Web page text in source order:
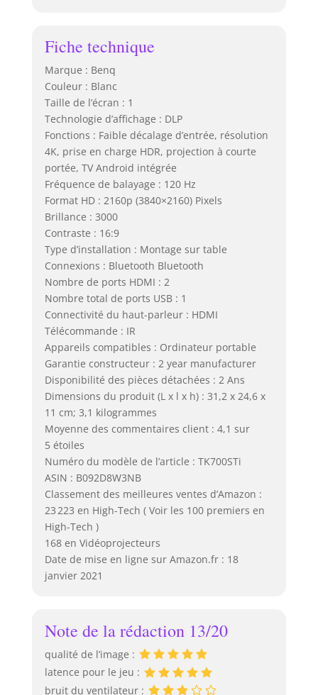
Fiche technique
Marque : Benq
Couleur : Blanc
Taille de l’écran : 1
Technologie d’affichage : DLP
Fonctions : Faible décalage d’entrée, résolution
4K, prise en charge HDR, projection à courte
portée, TV Android intégrée
Fréquence de balayage : 120 Hz
Format HD : 2160p (3840×2160) Pixels
Brillance : 3000
Contraste : 16:9
Type d’installation : Montage sur table
Connexions : Bluetooth Bluetooth
Nombre de ports HDMI : 2
Nombre total de ports USB : 1
Connectivité du haut-parleur : HDMI
Télécommande : IR
Appareils compatibles : Ordinateur portable
Garantie constructeur : 2 year manufacturer
Disponibilité des pièces détachées : 2 Ans
Dimensions du produit (L x l x h) : 31,2 x 24,6 x
11 cm; 3,1 kilogrammes
Moyenne des commentaires client : 4,1 sur
5 étoiles
Numéro du modèle de l’article : TK700STi
ASIN : B092D8W3NB
Classement des meilleures ventes d’Amazon :
23 223 en High-Tech ( Voir les 100 premiers en
High-Tech )
168 en Vidéoprojecteurs
Date de mise en ligne sur Amazon.fr : 18
janvier 2021
Note de la rédaction 13/20
qualité de l’image :
latence pour le jeu :
bruit du ventilateur :